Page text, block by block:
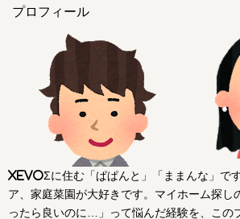
プロフィール
xevoΣに住む「ぱぱんと」「ままんな」で
ア、家庭菜園が大好きです。マイホーム探し
ったら良いのに…」って悩んだ経験を、この